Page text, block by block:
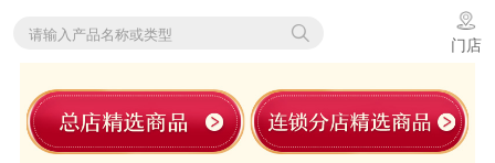
请输入产品名称或类型 门店